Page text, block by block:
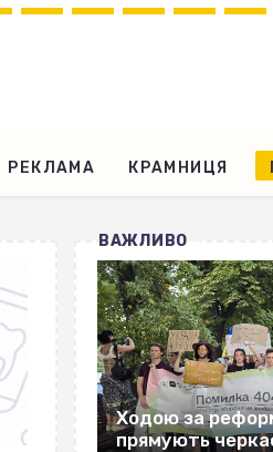
РЕКЛАМА КРАМНИЦЯ
ВАЖЛИВО
Ходою за
прямують